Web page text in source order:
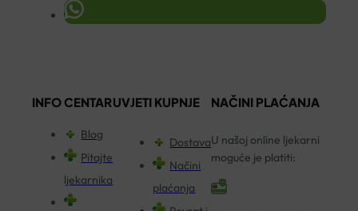
INFO CENTAR
Blog
Pitajte
ljekarnika
UVJETI KUPNJE
Dostava
Načini
plaćanja
NAČINI PLAĆANJA
U našoj online ljekarni
moguće je platiti: